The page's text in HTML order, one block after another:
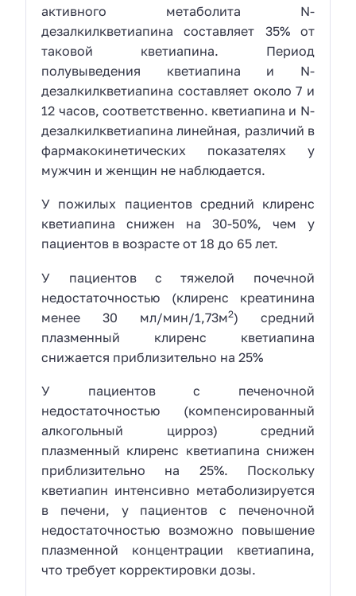
активного метаболита N-
дезалкилкветиапина составляет 35% от
таковой кветиапина. Период
полувыведения кветиапина и N-
дезалкилкветиапина составляет около 7 и
12 часов, соответственно. кветиапина и N-
дезалкилкветиапина линейная, различий в
фармакокинетических показателях у
мужчин и женщин не наблюдается.
У пожилых пациентов средний клиренс
кветиапина снижен на 30-50%, чем у
пациентов в возрасте от 18 до 65 лет.
У пациентов с тяжелой почечной
недостаточностью (клиренс креатинина
менее 30 мл/мин/1,73м2) средний
плазменный клиренс кветиапина
снижается приблизительно на 25%
У пациентов с печеночной
недостаточностью (компенсированный
алкогольный цирроз) средний
плазменный клиренс кветиапина снижен
приблизительно на 25%. Поскольку
кветиапин интенсивно метаболизируется
в печени, у пациентов с печеночной
недостаточностью возможно повышение
плазменной концентрации кветиапина,
что требует корректировки дозы.